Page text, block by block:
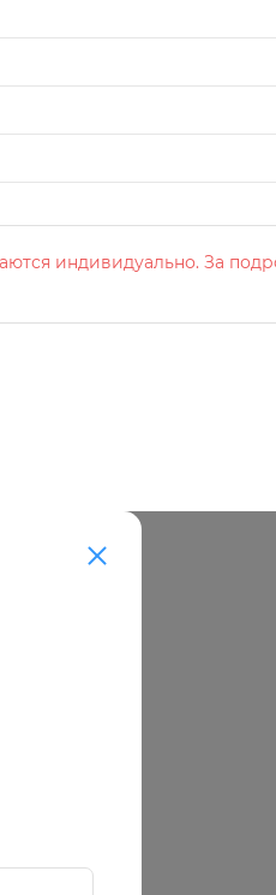
индивидуально. За